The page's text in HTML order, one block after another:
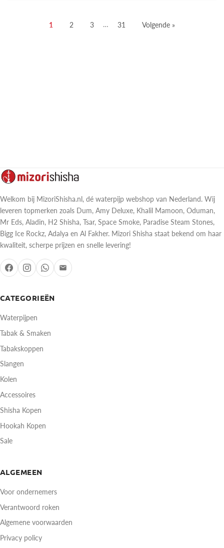
1 2 3 … 31 Volgende »
CATEGORIEËN
Waterpijpen
Tabak & Smaken
Tabakskoppen
Slangen
Kolen
Accessoires
Shisha Kopen
Hookah Kopen
Sale
ALGEMEEN
Voor ondernemers
Verantwoord roken
Algemene voorwaarden
Privacy policy
Welkom bij MizoriShisha.nl, dé waterpijp webshop van Nederland. Wij
leveren topmerken zoals Dum, Amy Deluxe, Khalil Mamoon, Oduman,
Mr Eds, Aladin, H2 Shisha, Tsar, Space Smoke, Paradise Steam Stones,
Bigg Ice Rockz, Adalya en Al Fakher. Mizori Shisha staat bekend om haar
kwaliteit, scherpe prijzen en snelle levering!